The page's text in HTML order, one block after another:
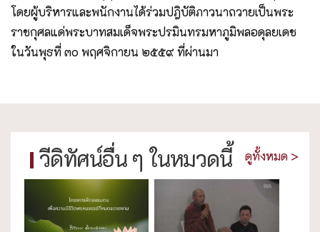
โดยผู้บริหารและพนักงานได้ร่วมปฎิบัติภาวนาถวายเป็นพระ
ราชกุศลแด่พระบาทสมเด็จพระปรมินทรมหาภูมิพลอดุลยเดช
ในวันพุธที่ ๓๐ พฤศจิกายน ๒๕๕๙ ที่ผ่านมา
วีดิทัศน์อื่น ๆ ในหมวดนี้ ดูทั้งหมด >